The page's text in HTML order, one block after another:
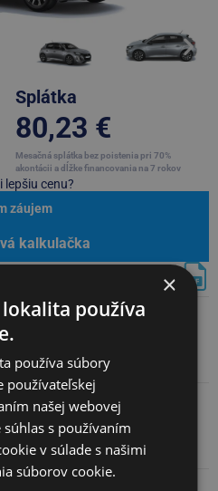
Splátka
80,23 €
Mesačná splátka bez poistenia pri 70%
akontácii a dĺžke financovania na 7 rokov
lepšiu cenu?
záujem
kalkulačka
×
používa
používa súbory
používateľskej
našej webovej
s používaním
v súlade s našimi
súborov cookie.